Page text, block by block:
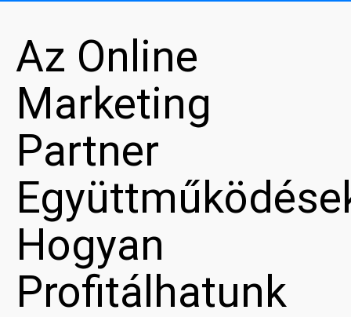
Az Online
Marketing
Partner
Hogyan
Profitálhatunk